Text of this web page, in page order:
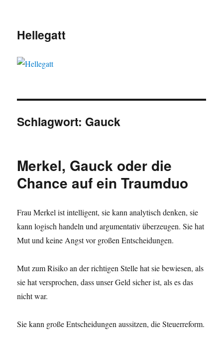
Hellegatt
Schlagwort: Gauck
Merkel, Gauck oder die
Chance auf ein Traumduo
Frau Merkel ist intelligent, sie kann analytisch denken, sie
kann logisch handeln und argumentativ überzeugen. Sie hat
Mut und keine Angst vor großen Entscheidungen.
Mut zum Risiko an der richtigen Stelle hat sie bewiesen, als
sie hat versprochen, dass unser Geld sicher ist, als es das
nicht war.
Sie kann große Entscheidungen aussitzen, die Steuerreform.